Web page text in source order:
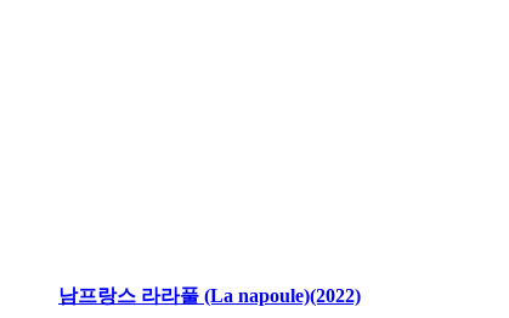
남프랑스 라라풀 (La napoule)(2022)